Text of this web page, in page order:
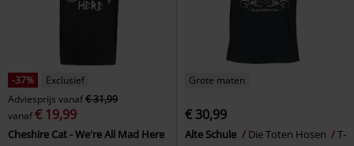
-37%
Exclusief
Adviesprijs vanaf€ 31,99
vanaf€ 19,99
Cheshire Cat - We're All Mad Here
Grote maten
€ 30,99
Alte Schule Die Toten Hosen
T-